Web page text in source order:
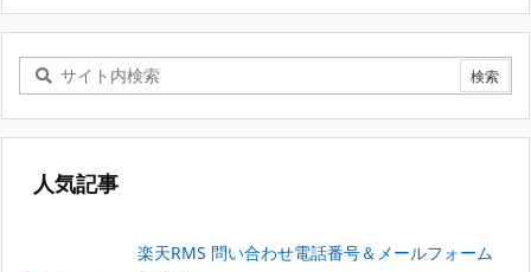
人気記事
楽天RMS 問い合わせ電話番号＆メールフォーム